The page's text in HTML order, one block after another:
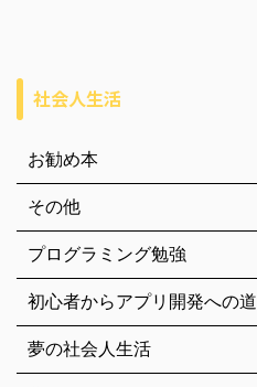
社会人生活
お勧め本
その他
プログラミング勉強
初心者からアプリ開発への道
夢の社会人生活